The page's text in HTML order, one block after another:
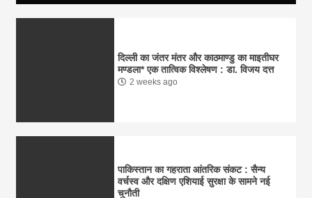
दिल्ली का जंतर मंतर और काठमाण्डु का माइतीघर
मण्डला* ​एक तात्विक विश्लेषण : डा. विजय दत्त
2 weeks ago
पाकिस्तान का गहराता आंतरिक संकट : सैन्य
वर्चस्व और दक्षिण एशियाई सुरक्षा के सामने नई
चुनौती